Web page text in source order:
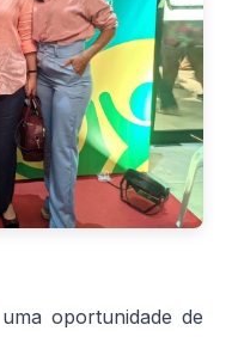
oportunidade de